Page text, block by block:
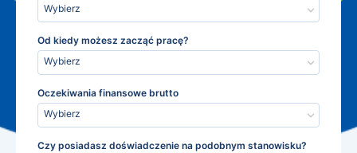
Wybierz
Od kiedy możesz zacząć pracę?
Wybierz
Oczekiwania finansowe brutto
Wybierz
Czy posiadasz doświadczenie na podobnym stanowisku?